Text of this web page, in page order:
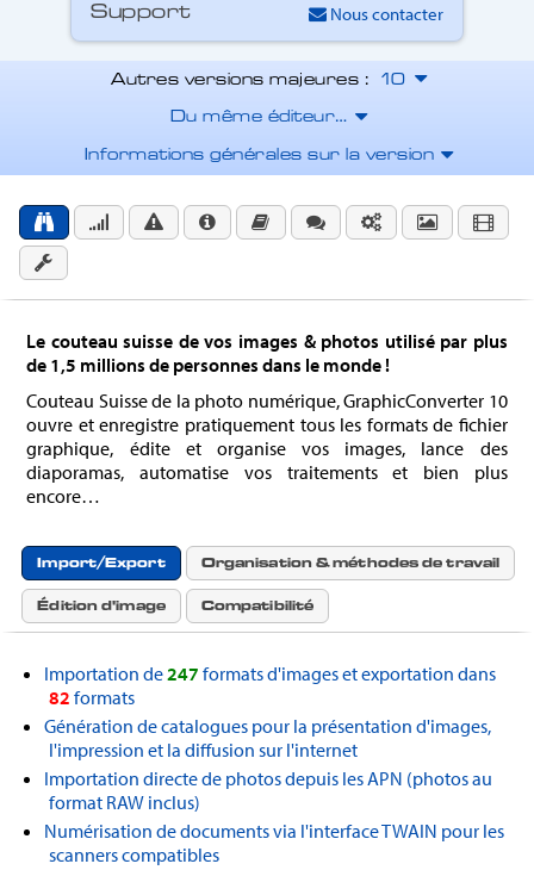
Support Nous contacter
Autres versions majeures :
Du même éditeur…
Informations générales sur la version
Le couteau suisse de vos images & photos utilisé par plus
de 1,5 millions de personnes dans le monde !
Couteau Suisse de la photo numérique, GraphicConverter 10
ouvre et enregistre pratiquement tous les formats de fichier
graphique, édite et organise vos images, lance des
diaporamas, automatise vos traitements et bien plus
encore…
Import/Export Organisation & méthodes de travail
Édition d'image Compatibilité
Importation de247 formats d'images et exportation dans
82 formats
Génération de catalogues pour la présentation d'images,
l'impression et la diffusion sur l'internet
Importation directe de photos depuis les APN (photos au
format RAW inclus)
Numérisation de documents via l'interface TWAIN pour les
scanners compatibles